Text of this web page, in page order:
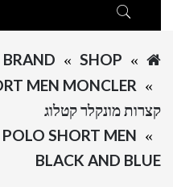
SHOP
BRAND
קצרות מונקלר קטלוג
SHORT MEN
BLACK AND BLUE